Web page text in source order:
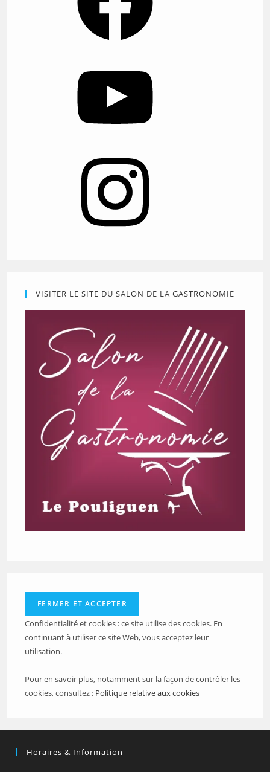
VISITER LE SITE DU SALON DE LA GASTRONOMIE
Confidentialité et cookies : ce site utilise des cookies. En
continuant à utiliser ce site Web, vous acceptez leur
utilisation.
Pour en savoir plus, notamment sur la façon de contrôler les
cookies, consultez : Politique relative aux cookies
Horaires & Information